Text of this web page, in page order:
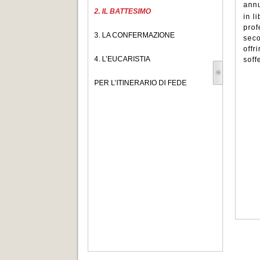
2. IL BATTESIMO
3. LA CONFERMAZIONE
4. L’EUCARISTIA
PER L’ITINERARIO DI FEDE
in